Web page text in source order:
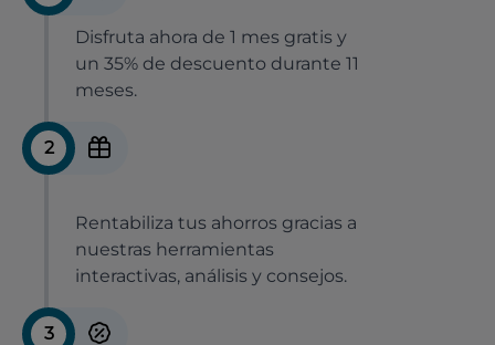
Disfruta ahora de 1 mes gratis y
un 35% de descuento durante 11
meses.
2
Rentabiliza tus ahorros gracias a
nuestras herramientas
interactivas, análisis y consejos.
3